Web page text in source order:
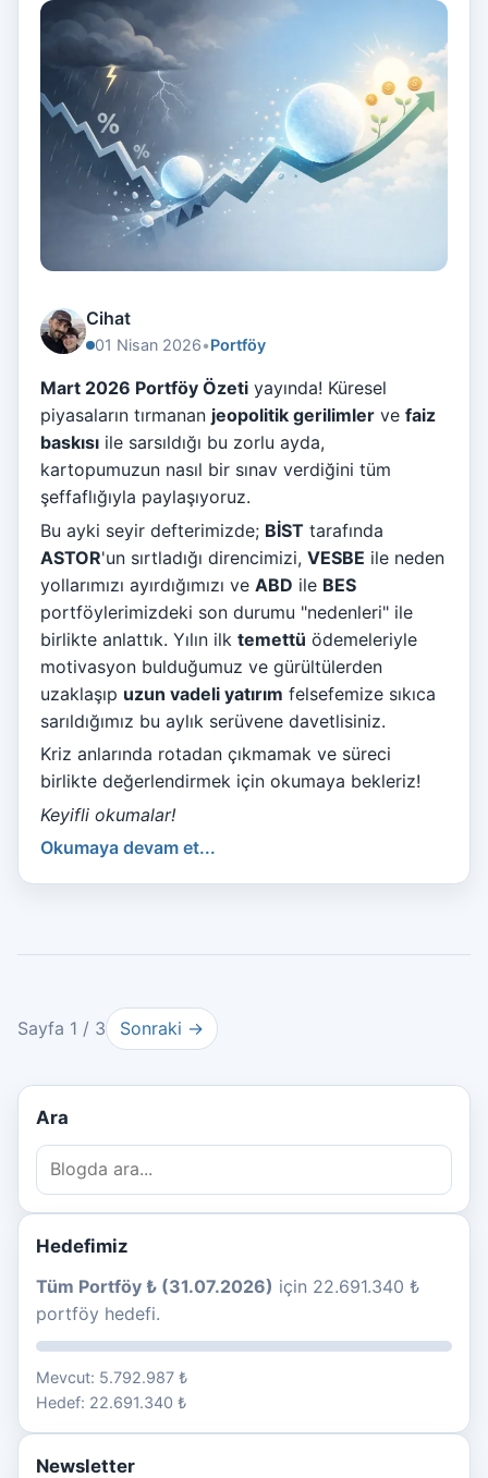
Cihat
01 Nisan 2026•Portföy
Mart 2026 Portföy Özeti yayında! Küresel
piyasaların tırmanan jeopolitik gerilimler ve faiz
baskısı ile sarsıldığı bu zorlu ayda,
kartopumuzun nasıl bir sınav verdiğini tüm
şeffaflığıyla paylaşıyoruz.
Bu ayki seyir defterimizde; BİST tarafında
ASTOR'un sırtladığı direncimizi, VESBE ile neden
yollarımızı ayırdığımızı ve ABD ile BES
portföylerimizdeki son durumu "nedenleri" ile
birlikte anlattık. Yılın ilk temettü ödemeleriyle
motivasyon bulduğumuz ve gürültülerden
uzaklaşıp uzun vadeli yatırım felsefemize sıkıca
sarıldığımız bu aylık serüvene davetlisiniz.
Kriz anlarında rotadan çıkmamak ve süreci
birlikte değerlendirmek için okumaya bekleriz!
Keyifli okumalar!
Okumaya devam et...
Sayfa 1 / 3 Sonraki →
Ara
Hedefimiz
Tüm Portföy ₺ (31.07.2026) için 22.691.340 ₺
portföy hedefi.
Mevcut: 5.792.987 ₺
Hedef: 22.691.340 ₺
Newsletter